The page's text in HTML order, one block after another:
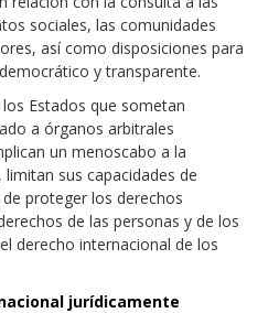
sociales, las comunidades
así como disposiciones para
y transparente.
Estados que sometan
a órganos arbitrales
un menoscabo a la
sus capacidades de
proteger los derechos
de las personas y de los
derecho internacional de los
jurídicamente